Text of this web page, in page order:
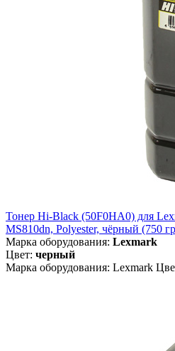
Тонер Hi-Black (50F0HA0) для
MS810dn, Polyester, чёрный (750
Марка оборудования: Lexmark
Цвет: черный
Марка оборудования: Lexmark